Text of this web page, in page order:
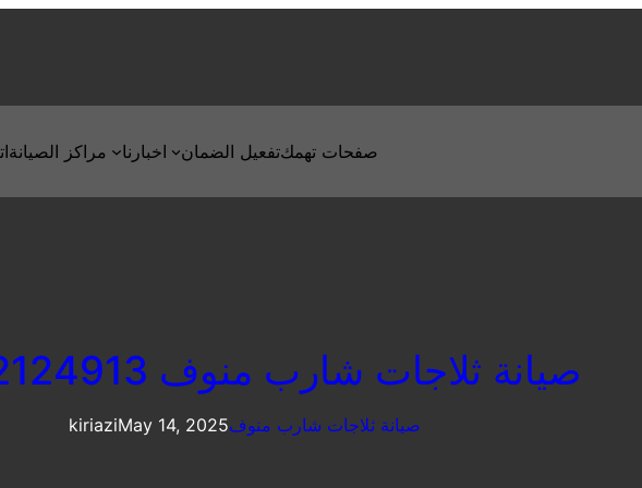
مراكز الصيانة اخبارنا تفعيل الضمانصفحات تهمك
صيانة ثلاجات شارب منوف 01112124913
kiriaziMay 14, 2025صيانة ثلاجات شارب منوف